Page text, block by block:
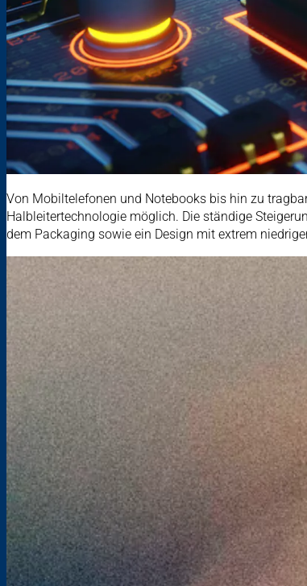
Von Mobiltelefonen und Notebooks bis hin zu
Halbleitertechnologie möglich. Die ständige
dem Packaging sowie ein Design mit extrem